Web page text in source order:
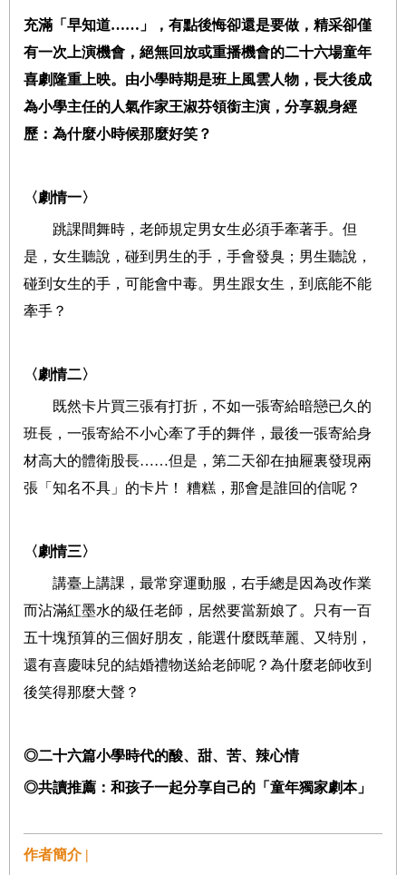
充滿「早知道…… 」，有點後悔卻還是要做，精采卻僅
有一次上演機會，絕無回放或重播機會的二十六場童年
喜劇隆重上映。由小學時期是班上風雲人物，長大後成
為小學主任的人氣作家王淑芬領銜主演，分享親身經
歷：為什麼小時候那麼好笑？
〈劇情一〉
跳課間舞時，老師規定男女生必須手牽著手。但
是，女生聽說，碰到男生的手，手會發臭；男生聽說，
碰到女生的手，可能會中毒。男生跟女生，到底能不能
牽手？
〈劇情二〉
既然卡片買三張有打折，不如一張寄給暗戀已久的
班長，一張寄給不小心牽了手的舞伴，最後一張寄給身
材高大的體衛股長……但是，第二天卻在抽屜裏發現兩
張「知名不具」的卡片！ 糟糕，那會是誰回的信呢？
〈劇情三〉
講臺上講課，最常穿運動服，右手總是因為改作業
而沾滿紅墨水的級任老師，居然要當新娘了。只有一百
五十塊預算的三個好朋友，能選什麼既華麗、又特別，
還有喜慶味兒的結婚禮物送給老師呢？為什麼老師收到
後笑得那麼大聲？
◎二十六篇小學時代的酸、甜、苦、辣心情
◎共讀推薦：和孩子一起分享自己的「童年獨家劇本」
作者簡介 |